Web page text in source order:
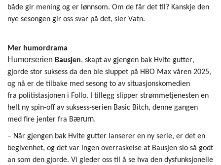
både gir mening og er lønnsom. Om de får det til? Kanskje den
nye sesongen gir oss svar på det, sier Vatn.
Mer humordrama
Humorserien Bausjen, skapt av gjengen bak Hvite gutter,
gjorde stor suksess da den ble sluppet på HBO Max våren 2025,
og nå er de tilbake med sesong to av situasjonskomedien
fra politistasjonen i Follo. I tillegg sl ipper strømmetjenesten en
helt ny spin-offav suksess-serien Basic Bitch, denne gangen
med fire jenter fra Bærum.
– Når gjengen bak Hvite gutter lanserer en ny serie, er det en
begivenhet, og det var ingen overraskelse at Bausjen slo så godt
an som den gjorde. Vi gleder oss til å se hva den dysfunksjonelle